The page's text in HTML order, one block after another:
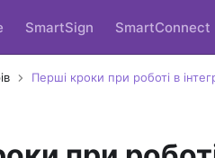
SmartSign SmartConnect
Перші кроки при роботі в